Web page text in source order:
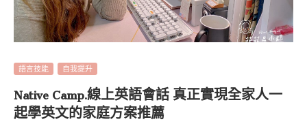
語言技能 自我提升
Native Camp.線上英語會話 真正實現全家人一
起學英文的家庭方案推薦